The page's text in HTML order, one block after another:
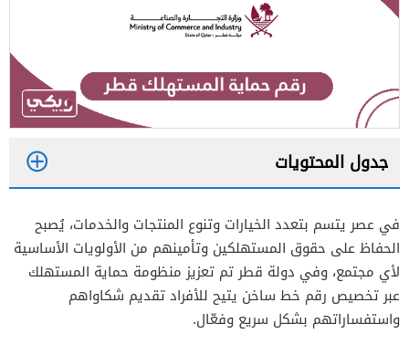
جدول المحتويات
2
في عصر يتسم بتعدد الخيارات وتنوع المنتجات والخدمات، يُصبح
الحفاظ على حقوق المستهلكين وتأمينهم من الأولويات الأساسية
لأي مجتمع، وفي دولة قطر تم تعزيز منظومة حماية المستهلك
عبر تخصيص رقم خط ساخن يتيح للأفراد تقديم شكاواهم
واستفساراتهم بشكل سريع وفعّال.